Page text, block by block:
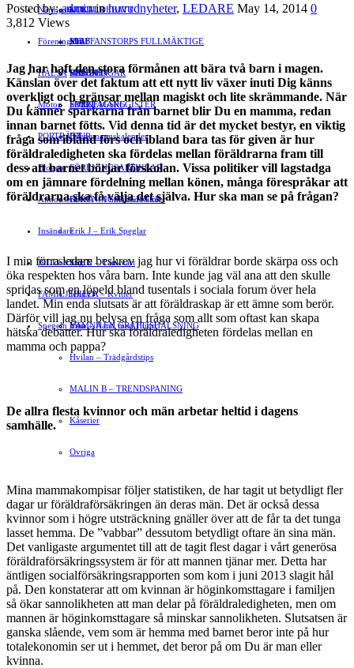
LOKALDEBATT
STAFFANSTORPS FULLMÄKTIGE
VAL 2014
KULTUR
Mat
RESOR
EVENEMANG
Evenemangskalender
Näringsliv
JOBB
HANDEL
FÖRETAGSREGISTER
Föreningsliv
FÖRENINGAR
SPORT
DJUR
FÖRENINGSARTIKLAR
FÖRENINGSREGISTER
HÄLSA
Motor
PORTRÄTT
Bloggar
Gert Å – I Småstadsvimlet
Erik J – Erik Speglar
Stig N – Tänkvärt
Jenny A – Kvitter
Yrsa – Hand med Hund
Hvilan – Trädgårdstips
MALIN B – TRENDSPANING
Kåserier
Ovriga
Annonsera
Insändare
BILDSVEPET
FAMILJEBILD
LÄMNA EN GRATTISHÄLSNING
Spegeln Info
Posted by:admininhuvudnyheter, LEDARE May 14, 2014 0
3,812 Views
Jag har haft den stora förmånen att bära två barn i magen.
Känslan över det faktum att ett nytt liv växer inuti Dig känns
overkligt och gränsar mellan magiskt och lite skrämmande. När
Du känner sparkarna från barnet blir Du en mamma, redan
innan barnet fötts. Vid denna tid är det mycket bestyr, en viktig
fråga som ibland förs och ibland bara tas för given är hur
föräldraledigheten ska fördelas mellan föräldrarna fram till
dess att barnet börjar förskolan. Vissa politiker vill lagstadga
om en jämnare fördelning mellan könen, många förespråkar att
föräldrarna ska få välja det själva. Hur ska man se på frågan?
I min förra ledare beskrev jag hur vi föräldrar borde skärpa oss och
öka respekten hos våra barn. Inte kunde jag väl ana att den skulle
spridas som en löpeld bland tusentals i sociala forum över hela
landet. Min enda slutsats är att föräldraskap är ett ämne som berör.
Därför vill jag nu belysa en fråga som allt som oftast kan skapa
hätska debatter. Hur ska föräldraledigheten fördelas mellan en
mamma och pappa?
De allra flesta kvinnor och män arbetar heltid i dagens
samhälle.
Mina mammakompisar följer statistiken, de har tagit ut betydligt fler
dagar ur föräldraförsäkringen än deras män. Det är också dessa
kvinnor som i högre utsträckning gnäller över att de får ta det tunga
lasset hemma. De ”vabbar” dessutom betydligt oftare än sina män.
Det vanligaste argumentet till att de tagit flest dagar i vårt generösa
föräldraförsäkringssystem är för att mannen tjänar mer. Detta har
äntligen socialförsäkringsrapporten som kom i juni 2013 slagit hål
på. Den konstaterar att om kvinnan är höginkomsttagare i familjen
så ökar sannolikheten att man delar på föräldraledigheten, men om
mannen är höginkomsttagare så minskar sannolikheten. Slutsatsen är
ganska slående, vem som är hemma med barnet beror inte på hur
totalekonomin ser ut i hemmet, det beror på om Du är man eller
kvinna.